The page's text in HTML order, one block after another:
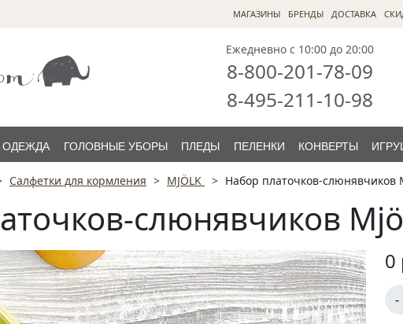
МАГАЗИНЫ БРЕНДЫ ДОСТАВКА
Ежедневно с 10:00 до 20:00
8-800-201-78-09
8-495-211-10-98
ОДЕЖДА ГОЛОВНЫЕ УБОРЫ ПЛЕДЫ ПЕЛЕНКИ КОНВЕРТЫ
Салфетки для кормления MJÖLK Набор платочков-слюнявчиков
слюнявчиков
0
-